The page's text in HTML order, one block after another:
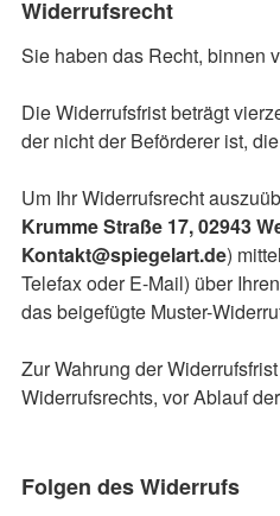
Widerrufsrecht
Sie haben das Recht, binnen
Die Widerrufsfrist beträgt
der nicht der Beförderer ist,
Um Ihr Widerrufsrecht
Krumme Straße 17, 02943
Kontakt@spiegelart.de)
Telefax oder E-Mail) über
das beigefügte Muster-
Zur Wahrung der
Widerrufsrechts, vor Ablauf
Folgen des Widerrufs